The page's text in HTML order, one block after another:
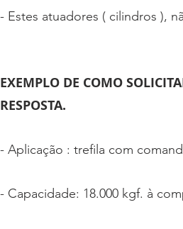
- Estes atuadores ( cilindros ),
EXEMPLO DE COMO
RESPOSTA.
- Aplicação : trefila com
- Capacidade: 18.000 kgf. à